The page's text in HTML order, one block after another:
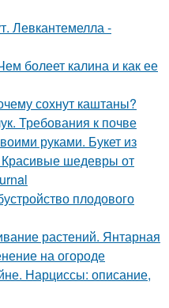
Левкантемелла -
болеет калина и как ее
сохнут каштаны?
Требования к почве
руками. Букет из
Красивые шедевры от
плодового
растений. Янтарная
на огороде
Нарциссы: описание,